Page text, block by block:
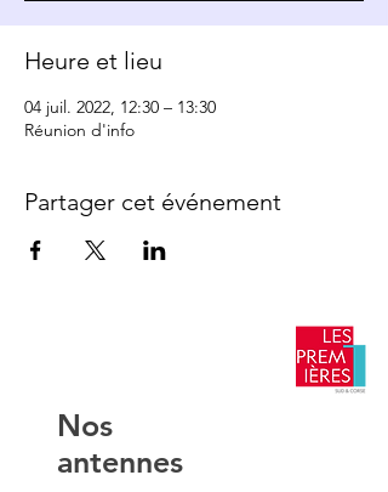
Heure et lieu
04 juil. 2022, 12:30 – 13:30
Réunion d'info
Partager cet événement
​Nos
antennes